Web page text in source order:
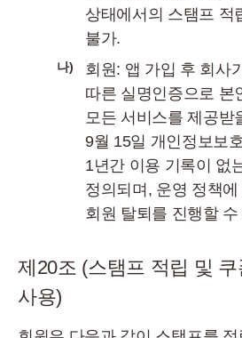
상태에서의 스탬프 적
불가.
나)
회원: 앱 가입 후 회사
따른 실명인증으로 본
모든 서비스를 제공받
9월 15일 개인정보보
1년간 이용 기록이 없
정의되며, 운영 정책
회원 탈퇴를 진행할 수
제20조 (스탬프 적립 및
사용)